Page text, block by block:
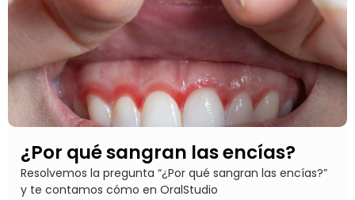
¿Por qué sangran las encías?
Resolvemos la pregunta “¿Por qué sangran las encías?”
y te contamos cómo en OralStudio